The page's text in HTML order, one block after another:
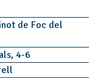
de Foc del
4-6